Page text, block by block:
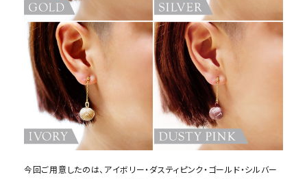
今回ご用意したのは、アイボリー・ダスティピンク・ゴールド・シルバー